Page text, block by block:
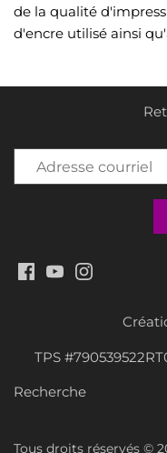
de la qualité
d'encre utilisé ainsi
TPS
Recherche
Tous droits réservés ©